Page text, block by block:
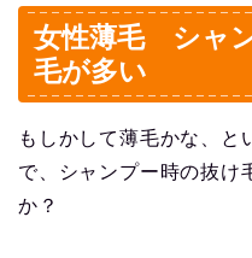
女性薄毛 シャ
毛が多い
もしかして薄毛かな、と
で、シャンプー時の抜け
か？